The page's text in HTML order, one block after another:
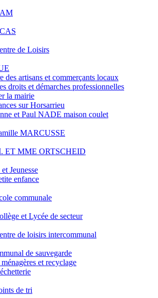
de Loisirs
des artisans et commerçants locaux
droits et démarches professionnelles
la mairie
sur Horsarrieu
et Paul NADE maison coulet
MARCUSSE
ET MME ORTSCHEID
Jeunesse
enfance
communale
et Lycée de secteur
de loisirs intercommunal
de sauvegarde
et recyclage
de tri